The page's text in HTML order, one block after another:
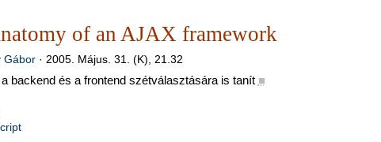
of an AJAX framework
Gábor · 2005. Május. 31. (K), 21.32
backend és a frontend szétválasztására is tanít ■